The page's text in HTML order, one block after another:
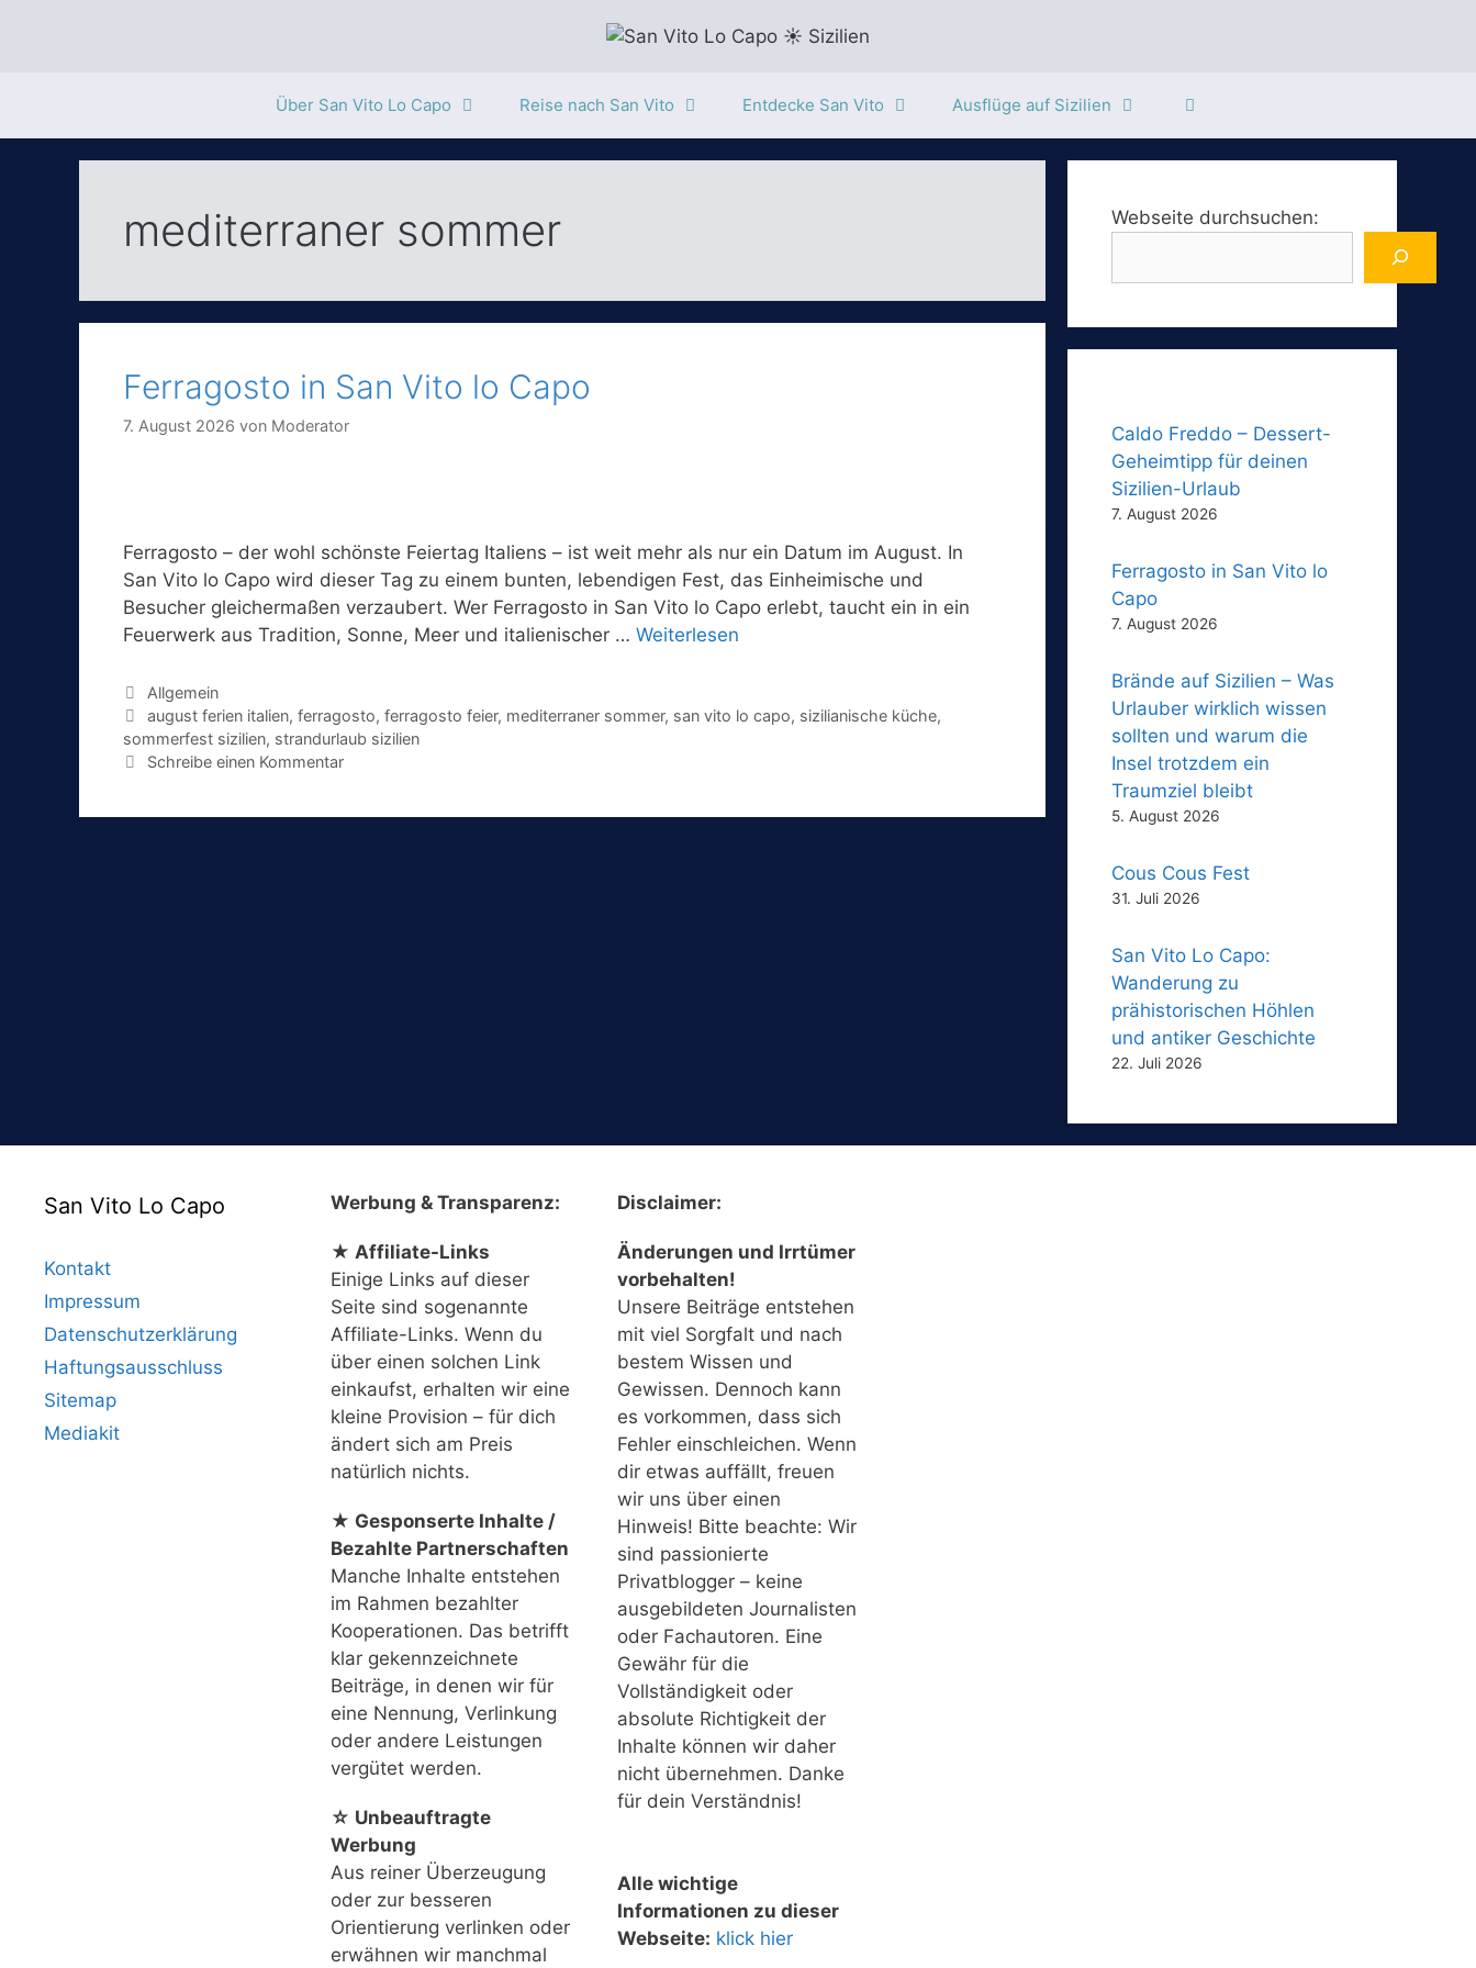
Über San Vito Lo Capo Reise nach San Vito Entdecke San Vito Ausflüge auf Sizilien
mediterraner sommer
Ferragosto in San Vito lo Capo
7. August 2026 von Moderator
Ferragosto – der wohl schönste Feiertag Italiens – ist weit mehr als nur ein Datum im August. In
San Vito lo Capo wird dieser Tag zu einem bunten, lebendigen Fest, das Einheimische und
Besucher gleichermaßen verzaubert. Wer Ferragosto in San Vito lo Capo erlebt, taucht ein in ein
Feuerwerk aus Tradition, Sonne, Meer und italienischer … Weiterlesen
Kategorien
Allgemein
Schlagwörter
august ferien italien, ferragosto, ferragosto feier, mediterraner sommer, san vito lo capo, sizilianische küche,
sommerfest sizilien, strandurlaub sizilien
Schreibe einen Kommentar
Webseite durchsuchen:
Caldo Freddo – Dessert-
Geheimtipp für deinen
Sizilien-Urlaub
7. August 2026
Ferragosto in San Vito lo
Capo
7. August 2026
Brände auf Sizilien – Was
Urlauber wirklich wissen
sollten und warum die
Insel trotzdem ein
Traumziel bleibt
5. August 2026
Cous Cous Fest
31. Juli 2026
San Vito Lo Capo:
Wanderung zu
prähistorischen Höhlen
und antiker Geschichte
22. Juli 2026
San Vito Lo Capo
Kontakt
Impressum
Datenschutzerklärung
Haftungsausschluss
Sitemap
Mediakit
Werbung & Transparenz:
★ Affiliate-Links
Einige Links auf dieser
Seite sind sogenannte
Affiliate-Links. Wenn du
über einen solchen Link
einkaufst, erhalten wir eine
kleine Provision – für dich
ändert sich am Preis
natürlich nichts.
★ Gesponserte Inhalte /
Bezahlte Partnerschaften
Manche Inhalte entstehen
im Rahmen bezahlter
Kooperationen. Das betrifft
klar gekennzeichnete
Beiträge, in denen wir für
eine Nennung, Verlinkung
oder andere Leistungen
vergütet werden.
☆ Unbeauftragte
Werbung
Aus reiner Überzeugung
oder zur besseren
Orientierung verlinken oder
erwähnen wir manchmal
Disclaimer:
Änderungen und Irrtümer
vorbehalten!
Unsere Beiträge entstehen
mit viel Sorgfalt und nach
bestem Wissen und
Gewissen. Dennoch kann
es vorkommen, dass sich
Fehler einschleichen. Wenn
dir etwas auffällt, freuen
wir uns über einen
Hinweis! Bitte beachte: Wir
sind passionierte
Privatblogger – keine
ausgebildeten Journalisten
oder Fachautoren. Eine
Gewähr für die
Vollständigkeit oder
absolute Richtigkeit der
Inhalte können wir daher
nicht übernehmen. Danke
für dein Verständnis!
Alle wichtige
Informationen zu dieser
Webseite: klick hier